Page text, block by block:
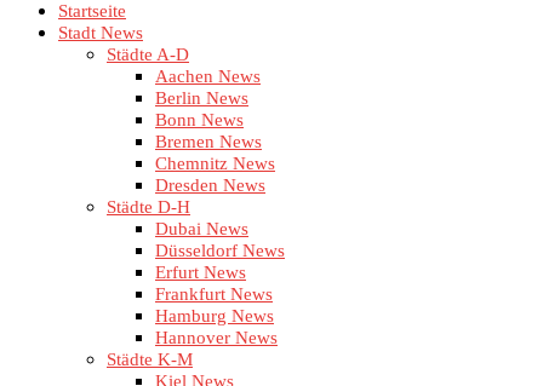
Startseite
Stadt News
Städte A-D
Aachen News
Berlin News
Bonn News
Bremen News
Chemnitz News
Dresden News
Städte D-H
Dubai News
Düsseldorf News
Erfurt News
Frankfurt News
Hamburg News
Hannover News
Städte K-M
Kiel News